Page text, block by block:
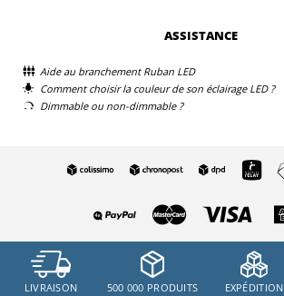
ASSISTANCE
Aide au branchement Ruban LED
Comment choisir la couleur de son éclairage LED ?
Dimmable ou non-dimmable ?
LIVRAISON
500 000 PRODUITS
EXPÉDITION